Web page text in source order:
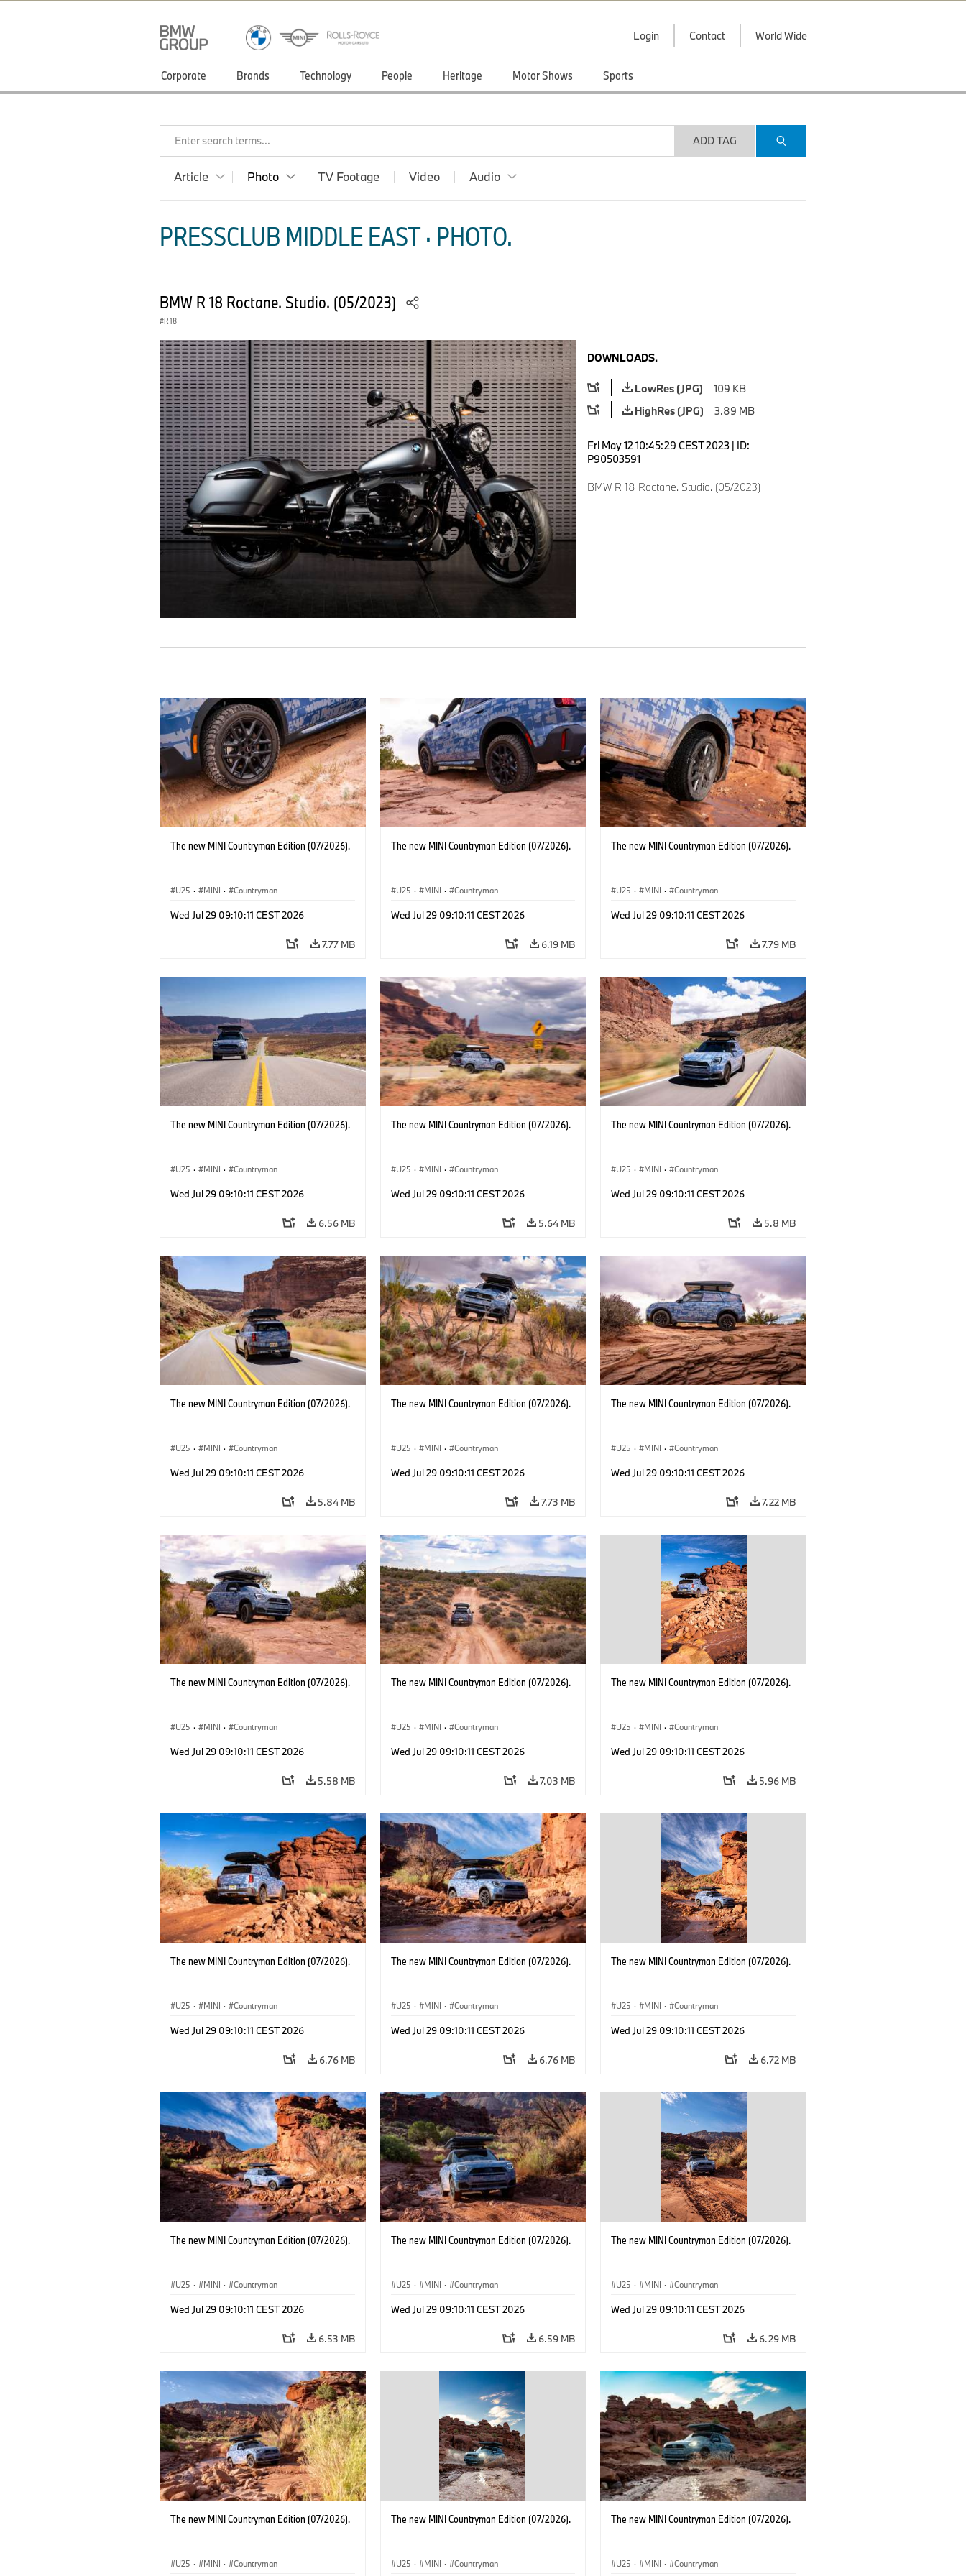
Login Contact World Wide
Corporate Brands Technology People Heritage Motor Shows Sports
Enter search terms... ADD TAG
Article Photo TV Footage Video Audio
PRESSCLUB MIDDLE EAST · PHOTO.
BMW R 18 Roctane. Studio. (05/2023)
R 18
DOWNLOADS.
LowRes (JPG)
109 KB
HighRes (JPG)
3.89 MB
Fri May 12 10:45:29 CEST 2023 | ID:
P90503591
BMW R 18 Roctane. Studio. (05/2023)
The new MINI Countryman Edition (07/2026).
U25 · MINI · Countryman
Wed Jul 29 09:10:11 CEST 2026
7.77 MB
The new MINI Countryman Edition (07/2026).
U25 · MINI · Countryman
Wed Jul 29 09:10:11 CEST 2026
6.19 MB
The new MINI Countryman Edition (07/2026).
U25 · MINI · Countryman
Wed Jul 29 09:10:11 CEST 2026
7.79 MB
The new MINI Countryman Edition (07/2026).
U25 · MINI · Countryman
Wed Jul 29 09:10:11 CEST 2026
6.56 MB
The new MINI Countryman Edition (07/2026).
U25 · MINI · Countryman
Wed Jul 29 09:10:11 CEST 2026
5.64 MB
The new MINI Countryman Edition (07/2026).
U25 · MINI · Countryman
Wed Jul 29 09:10:11 CEST 2026
5.8 MB
The new MINI Countryman Edition (07/2026).
U25 · MINI · Countryman
Wed Jul 29 09:10:11 CEST 2026
5.84 MB
The new MINI Countryman Edition (07/2026).
U25 · MINI · Countryman
Wed Jul 29 09:10:11 CEST 2026
7.73 MB
The new MINI Countryman Edition (07/2026).
U25 · MINI · Countryman
Wed Jul 29 09:10:11 CEST 2026
7.22 MB
The new MINI Countryman Edition (07/2026).
U25 · MINI · Countryman
Wed Jul 29 09:10:11 CEST 2026
5.58 MB
The new MINI Countryman Edition (07/2026).
U25 · MINI · Countryman
Wed Jul 29 09:10:11 CEST 2026
7.03 MB
The new MINI Countryman Edition (07/2026).
U25 · MINI · Countryman
Wed Jul 29 09:10:11 CEST 2026
5.96 MB
The new MINI Countryman Edition (07/2026).
U25 · MINI · Countryman
Wed Jul 29 09:10:11 CEST 2026
6.76 MB
The new MINI Countryman Edition (07/2026).
U25 · MINI · Countryman
Wed Jul 29 09:10:11 CEST 2026
6.76 MB
The new MINI Countryman Edition (07/2026).
U25 · MINI · Countryman
Wed Jul 29 09:10:11 CEST 2026
6.72 MB
The new MINI Countryman Edition (07/2026).
U25 · MINI · Countryman
Wed Jul 29 09:10:11 CEST 2026
6.53 MB
The new MINI Countryman Edition (07/2026).
U25 · MINI · Countryman
Wed Jul 29 09:10:11 CEST 2026
6.59 MB
The new MINI Countryman Edition (07/2026).
U25 · MINI · Countryman
Wed Jul 29 09:10:11 CEST 2026
6.29 MB
The new MINI Countryman Edition (07/2026).
U25 · MINI · Countryman
The new MINI Countryman Edition (07/2026).
U25 · MINI · Countryman
The new MINI Countryman Edition (07/2026).
U25 · MINI · Countryman